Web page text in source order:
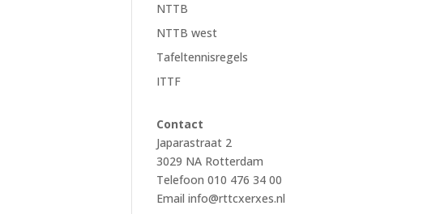
NTTB
NTTB west
Tafeltennisregels
ITTF
Contact
Japarastraat 2
3029 NA Rotterdam
Telefoon 010 476 34 00
Emailinfo@rttcxerxes.nl